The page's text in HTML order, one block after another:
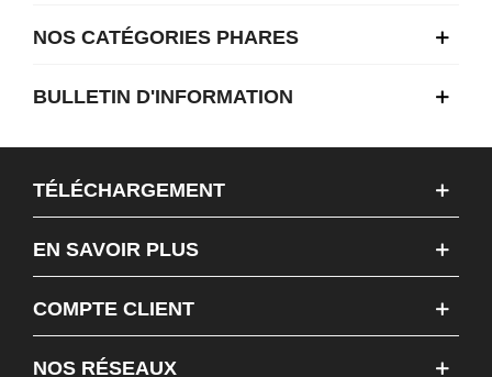
NOS CATÉGORIES PHARES
BULLETIN D'INFORMATION
TÉLÉCHARGEMENT
EN SAVOIR PLUS
COMPTE CLIENT
NOS RÉSEAUX